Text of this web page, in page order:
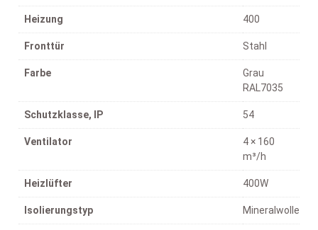
Heizung 400
Fronttür Stahl
Farbe
Grau
RAL7035
Schutzklasse, IP 54
Ventilator
4 × 160
m³/h
Heizlüfter 400W
Isolierungstyp Mineralwolle